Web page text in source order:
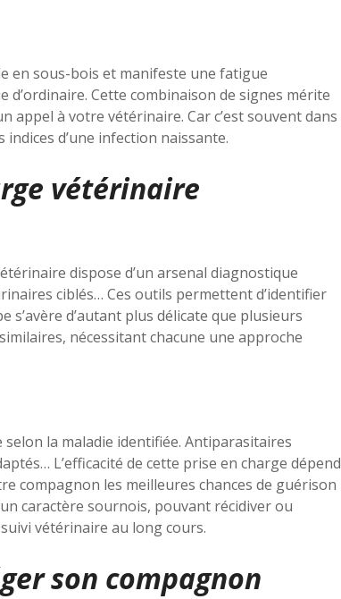
en sous-bois et manifeste une fatigue
d’ordinaire. Cette combinaison de signes mérite
à votre vétérinaire. Car c’est souvent dans
d’une infection naissante.
vétérinaire
dispose d’un arsenal diagnostique
ciblés… Ces outils permettent d’identifier
s’avère d’autant plus délicate que plusieurs
nécessitant chacune une approche
la maladie identifiée. Antiparasitaires
L’efficacité de cette prise en charge dépend
compagnon les meilleures chances de guérison
caractère sournois, pouvant récidiver ou
vétérinaire au long cours.
son compagnon